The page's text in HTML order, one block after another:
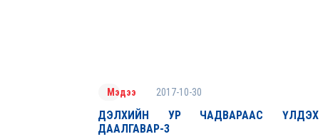
Мэдээ 2017-10-30
ДЭЛХИЙН УР ЧАДВАРААС ҮЛДЭХ
ДААЛГАВАР-3